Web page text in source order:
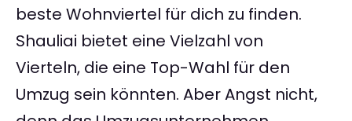
beste Wohnviertel für dich zu finden.
Shauliai bietet eine Vielzahl von
Vierteln, die eine Top-Wahl für den
Umzug sein könnten. Aber Angst nicht,